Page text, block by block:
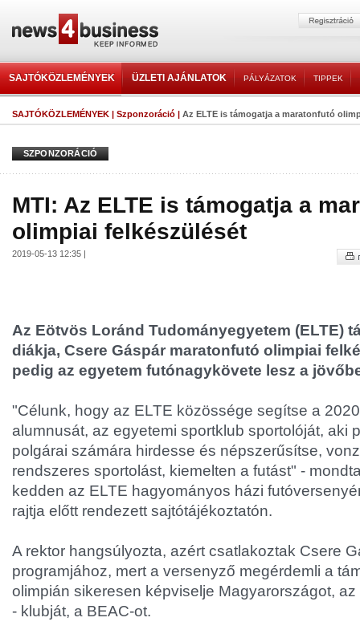
SAJTÓKÖZLEMÉNYEK ÜZLETI AJÁNLATOK PÁLYÁZATOK TIPPEK
SAJTÓKÖZLEMÉNYEK | Szponzoráció | Az ELTE is támogatja a maratonfutó
SZPONZORÁCIÓ
MTI: Az ELTE is támogatja a
olimpiai felkészülését
2019-05-13 12:35 |
Az Eötvös Loránd Tudományegyetem (ELTE)
diákja, Csere Gáspár maratonfutó olimpiai
pedig az egyetem futónagykövete lesz a
"Célunk, hogy az ELTE közössége segítse a
alumnusát, az egyetemi sportklub sportolóját, aki
polgárai számára hirdesse és népszerűsítse,
rendszeres sportolást, kiemelten a futást" -
kedden az ELTE hagyományos házi
rajtja előtt rendezett sajtótájékoztatón.
A rektor hangsúlyozta, azért csatlakoztak Csere
programjához, mert a versenyző megérdemli a
olimpián sikeresen képviselje Magyarországot,
- klubját, a BEAC-ot.